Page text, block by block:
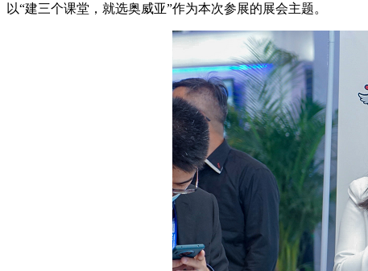
以“建三个课堂，就选奥威亚”作为本次参展的展会主题。